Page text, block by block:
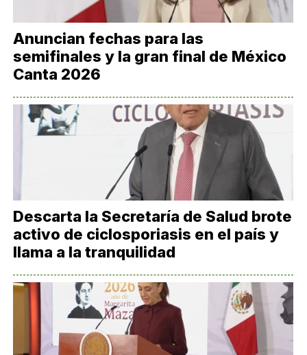
Anuncian fechas para las
semifinales y la gran final de México
Canta 2026
Descarta la Secretaría de Salud brote
activo de ciclosporiasis en el país y
llama a la tranquilidad